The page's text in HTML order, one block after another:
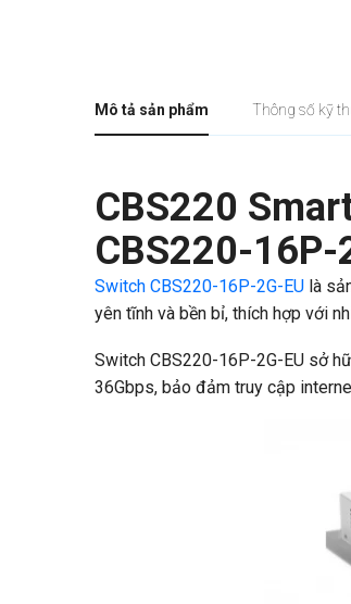
Mô tả sản phẩm Thông số kỹ
CBS220
CBS220-16P-
Switch CBS220-16P-2G-EU là
yên tĩnh và bền bỉ, thích hợp với
Switch CBS220-16P-2G-EU sở
36Gbps, bảo đảm truy cập